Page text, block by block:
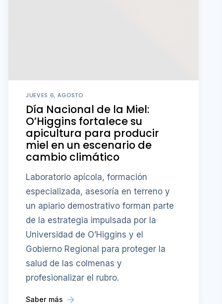
JUEVES 6, AGOSTO
Día Nacional de la Miel:
O’Higgins fortalece su
apicultura para producir
miel en un escenario de
cambio climático
Laboratorio apícola, formación
especializada, asesoría en terreno y
un apiario demostrativo forman parte
de la estrategia impulsada por la
Universidad de O’Higgins y el
Gobierno Regional para proteger la
salud de las colmenas y
profesionalizar el rubro.
Saber más